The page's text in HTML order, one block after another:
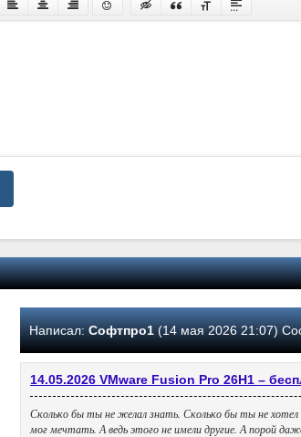
Написал: Софтпро1(14 мая 2026 21:07)
14.05.2026 VMware Fusion Pro 26H1 –
Сколько бы ты не желал знать. Сколько бы ты не
мог мечтать. А ведь этого не имели другие. А порой